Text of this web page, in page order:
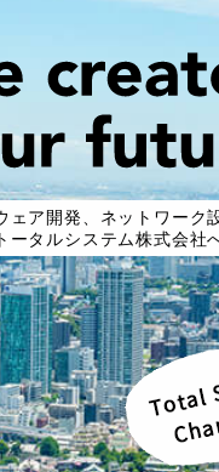
ェア開発、ネットワーク
トータルシステム株式会社